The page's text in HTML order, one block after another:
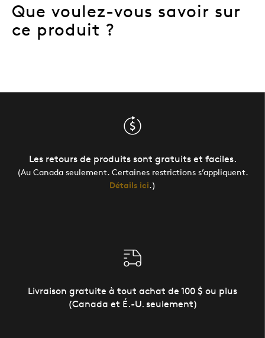
Que voulez-vous savoir sur
ce produit ?
Les retours de produits sont gratuits et faciles.
(Au Canada seulement. Certaines restrictions s’appliquent.
Détails ici.)
Livraison gratuite à tout achat de 100 $ ou plus
(Canada et É.-U. seulement)